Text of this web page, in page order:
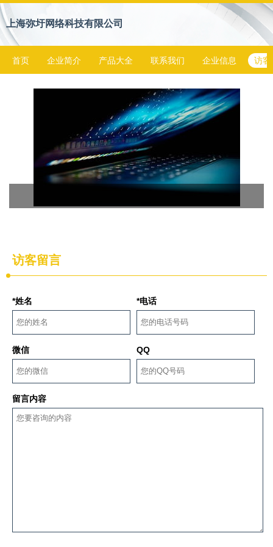
上海弥圩网络科技有限公司
首页 企业简介 产品大全 联系我们 企业信息 访客
访客留言
*姓名 *电话
微信 QQ
留言内容